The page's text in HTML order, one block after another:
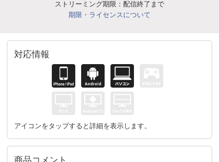
ストリーミング期限：配信終了まで
期限・ライセンスについて
対応情報
アイコンをタップすると詳細を表示します。
商品コメント